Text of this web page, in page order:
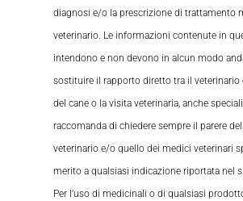
diagnosi e/o la prescrizione di trattamento
veterinario. Le informazioni contenute in
intendono e non devono in alcun modo
sostituire il rapporto diretto tra il veterinario
del cane o la visita veterinaria, anche
raccomanda di chiedere sempre il parere
veterinario e/o quello dei medici veterinari
merito a qualsiasi indicazione riportata nel
Per l’uso di medicinali o di qualsiasi